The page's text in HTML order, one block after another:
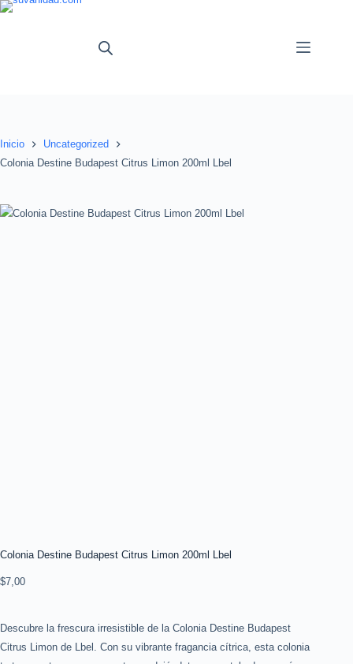
Saltar
Inicio
Uncategorized
Colonia Destine Budapest Citrus Limon 200ml Lbel
Colonia Destine Budapest Citrus Limon 200ml Lbel
$7,00
Descubre la frescura irresistible de la Colonia Destine Budapest
Citrus Limon de Lbel. Con su vibrante fragancia cítrica, esta colonia